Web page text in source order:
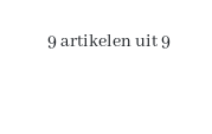
9 artikelen uit 9